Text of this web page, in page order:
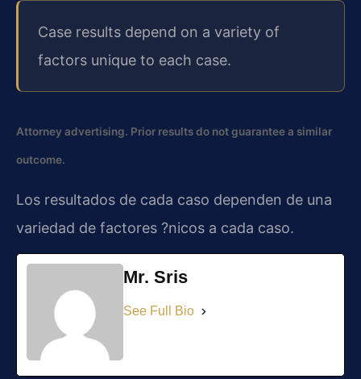
Case results depend on a variety of
factors unique to each case.
Attorney advertising. Prior results do not guarantee a similar
outcome.
Los resultados de cada caso dependen de una
variedad de factores ?nicos a cada caso.
Mr. Sris
See Full Bio